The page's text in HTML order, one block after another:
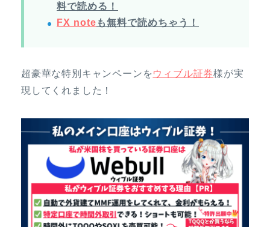
料で読める！
FX note も無料で読めちゃう！
超豪華な特別キャンペーンを ウィブル証券様が実
現してくれました！